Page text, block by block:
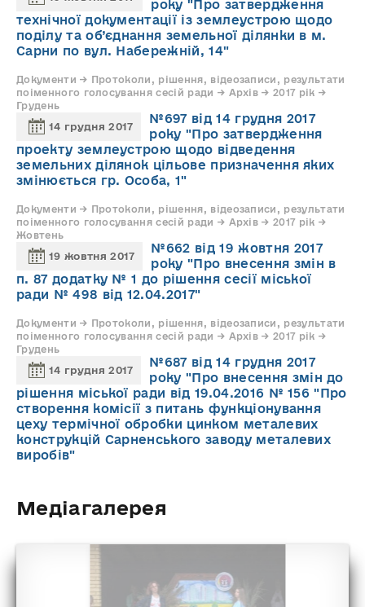
року "Про затвердження
технічної документації із землеустрою щодо
поділу та об’єднання земельної ділянки в м.
Сарни по вул. Набережній, 14"
Документи → Протоколи, рішення, відеозаписи, результати
поіменного голосування сесій ради → Архів → 2017 рік →
Грудень
14 грудня 2017
№697 від 14 грудня 2017
року "Про затвердження
проекту землеустрою щодо відведення
земельних ділянок цільове призначення яких
змінюється гр. Особа, 1"
Документи → Протоколи, рішення, відеозаписи, результати
поіменного голосування сесій ради → Архів → 2017 рік →
Жовтень
19 жовтня 2017
№662 від 19 жовтня 2017
року "Про внесення змін в
п. 87 додатку № 1 до рішення сесії міської
ради № 498 від 12.04.2017"
Документи → Протоколи, рішення, відеозаписи, результати
поіменного голосування сесій ради → Архів → 2017 рік →
Грудень
14 грудня 2017
№687 від 14 грудня 2017
року "Про внесення змін до
рішення міської ради від 19.04.2016 № 156 "Про
створення комісії з питань функціонування
цеху термічної обробки цинком металевих
конструкцій Сарненського заводу металевих
виробів"
Медіагалерея